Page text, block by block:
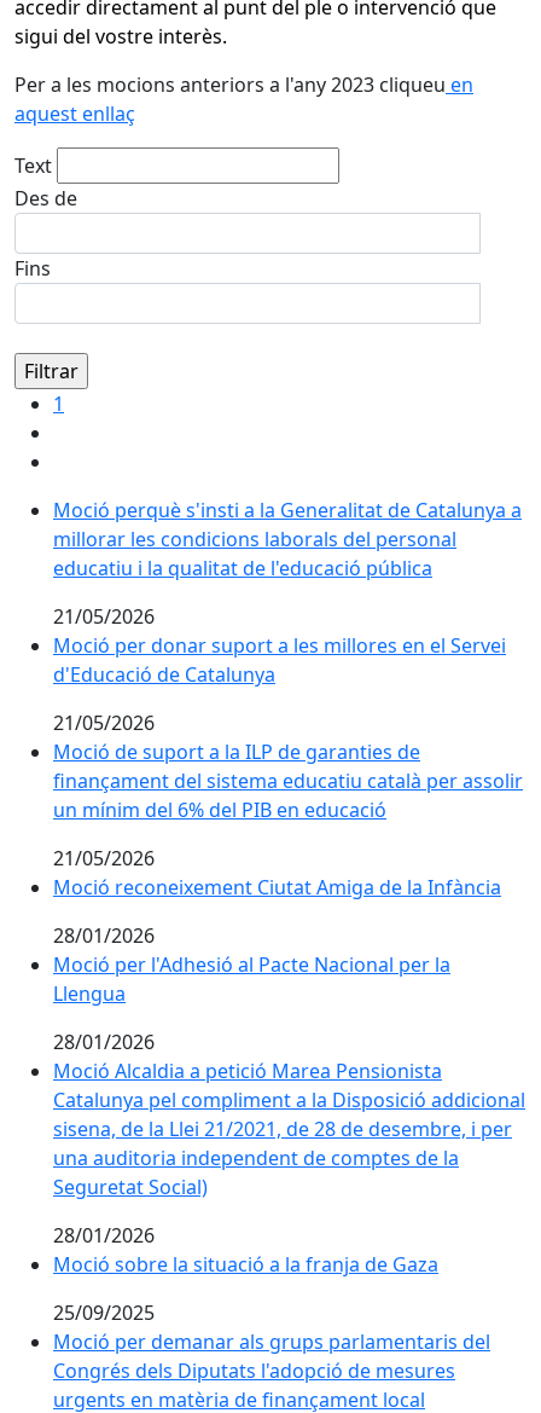
accedir directament al punt del ple o intervenció que
sigui del vostre interès.
Per a les mocions anteriors a l'any 2023 cliqueu en
aquest enllaç
Text
Des de
Fins
1
Moció perquè s'insti a la Generalitat de Catalunya a
millorar les condicions laborals del personal
educatiu i la qualitat de l'educació pública
21/05/2026
Moció per donar suport a les millores en el Servei
d'Educació de Catalunya
21/05/2026
Moció de suport a la ILP de garanties de
finançament del sistema educatiu català per assolir
un mínim del 6% del PIB en educació
21/05/2026
Moció reconeixement Ciutat Amiga de la Infància
28/01/2026
Moció per l'Adhesió al Pacte Nacional per la
Llengua
28/01/2026
Moció Alcaldia a petició Marea Pensionista
Catalunya pel compliment a la Disposició addicional
sisena, de la Llei 21/2021, de 28 de desembre, i per
una auditoria independent de comptes de la
Seguretat Social)
28/01/2026
Moció sobre la situació a la franja de Gaza
25/09/2025
Moció per demanar als grups parlamentaris del
Congrés dels Diputats l'adopció de mesures
urgents en matèria de finançament local